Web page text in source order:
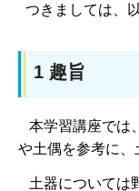
つきましては、
1 趣旨
本学習講座では
や土偶を参考に、
土器については